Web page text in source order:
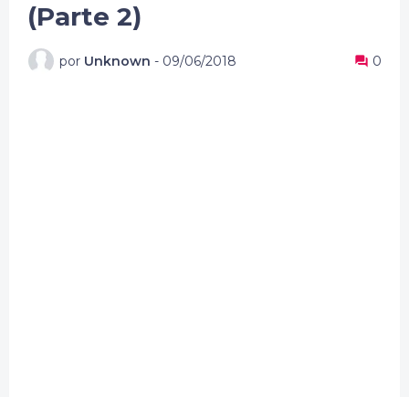
(Parte 2)
por Unknown - 09/06/2018 0